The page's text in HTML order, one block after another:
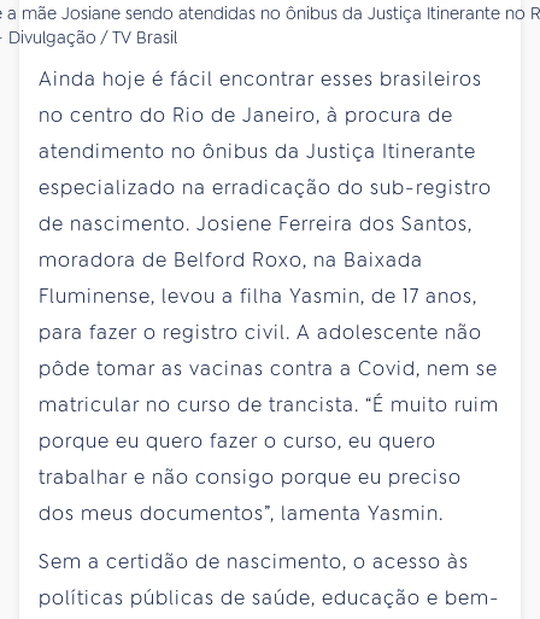
a mãe Josiane sendo atendidas no ônibus da Justiça Itinerante no
Divulgação / TV Brasil
Ainda hoje é fácil encontrar esses brasileiros
no centro do Rio de Janeiro, à procura de
atendimento no ônibus da Justiça Itinerante
especializado na erradicação do sub-registro
de nascimento. Josiene Ferreira dos Santos,
moradora de Belford Roxo, na Baixada
Fluminense, levou a filha Yasmin, de 17 anos,
para fazer o registro civil. A adolescente não
pôde tomar as vacinas contra a Covid, nem se
matricular no curso de trancista. “É muito ruim
porque eu quero fazer o curso, eu quero
trabalhar e não consigo porque eu preciso
dos meus documentos”, lamenta Yasmin.
Sem a certidão de nascimento, o acesso às
políticas públicas de saúde, educação e bem-